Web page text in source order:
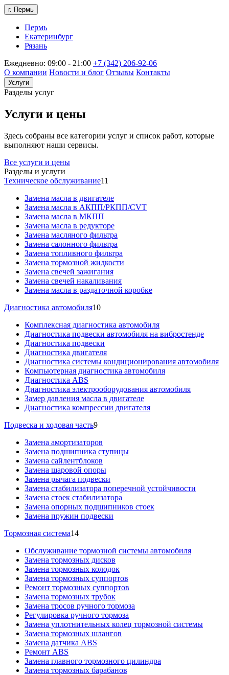
г. Пермь
Пермь
Екатеринбург
Рязань
Ежедневно: 09:00 - 21:00 +7 (342) 206-92-06
О компании Новости и блог Отзывы Контакты
Услуги
Разделы услуг
Услуги и цены
Здесь собраны все категории услуг и список работ, которые
выполняют наши сервисы.
Все услуги и цены
Разделы и услуги
Техническое обслуживание11
Замена масла в двигателе
Замена масла в АКПП/РКПП/CVT
Замена масла в МКПП
Замена масла в редукторе
Замена масляного фильтра
Замена салонного фильтра
Замена топливного фильтра
Замена тормозной жидкости
Замена свечей зажигания
Замена свечей накаливания
Замена масла в раздаточной коробке
Диагностика автомобиля10
Комплексная диагностика автомобиля
Диагностика подвески автомобиля на вибростенде
Диагностика подвески
Диагностика двигателя
Диагностика системы кондиционирования автомобиля
Компьютерная диагностика автомобиля
Диагностика ABS
Диагностика электрооборудования автомобиля
Замер давления масла в двигателе
Диагностика компрессии двигателя
Подвеска и ходовая часть9
Замена амортизаторов
Замена подшипника ступицы
Замена сайлентблоков
Замена шаровой опоры
Замена рычага подвески
Замена стабилизатора поперечной устойчивости
Замена стоек стабилизатора
Замена опорных подшипников стоек
Замена пружин подвески
Тормозная система14
Обслуживание тормозной системы автомобиля
Замена тормозных дисков
Замена тормозных колодок
Замена тормозных суппортов
Ремонт тормозных суппортов
Замена тормозных трубок
Замена тросов ручного тормоза
Регулировка ручного тормоза
Замена уплотнительных колец тормозной системы
Замена тормозных шлангов
Замена датчика ABS
Ремонт ABS
Замена главного тормозного цилиндра
Замена тормозных барабанов